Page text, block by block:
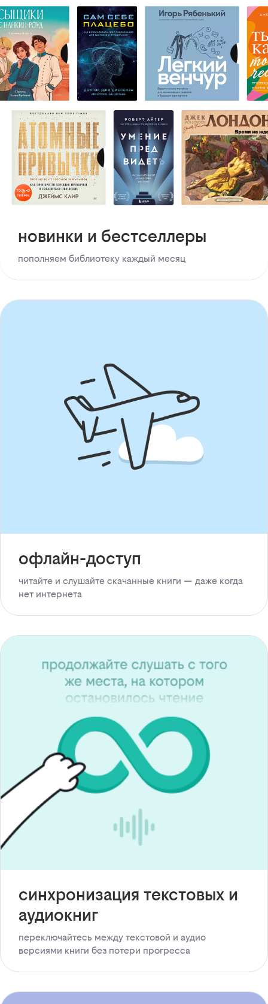
новинки и бестселлеры
пополняем библиотеку каждый месяц
офлайн-доступ
читайте и слушайте скачанные книги — даже когда
нет интернета
синхронизация текстовых и
аудиокниг
переключайтесь между текстовой и аудио
версиями книги без потери прогресса